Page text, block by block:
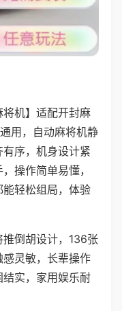
将机】适配开封麻
用，自动麻将机静
序，机身设计紧
操作简单易懂，
轻松组局，体验
倒胡设计，136张
灵敏，长辈操作
实，家用娱乐耐